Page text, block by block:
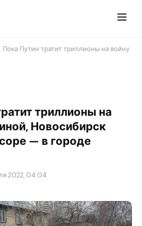
​Пока Путин тратит триллионы на войну
триллионы на
Новосибирск
— в городе
2022, 04:04